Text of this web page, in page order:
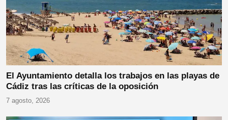
El Ayuntamiento detalla los trabajos en las playas de
Cádiz tras las críticas de la oposición
7 agosto, 2026